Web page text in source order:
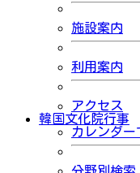
施設案内
利用案内
アクセス
韓国文化院行事
カレンダー